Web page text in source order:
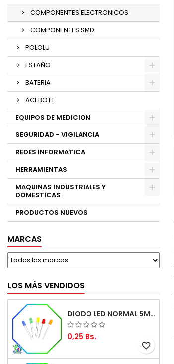
COMPONENTES ELECTRONICOS
COMPONENTES SMD
POLOLU
ESTAÑO
BATERIA
ACEBOTT
EQUIPOS DE MEDICION
SEGURIDAD - VIGILANCIA
REDES INFORMATICA
HERRAMIENTAS
MAQUINAS INDUSTRIALES Y
DOMESTICAS
PRODUCTOS NUEVOS
MARCAS
LOS MÁS VENDIDOS
DIODO LED NORMAL 5MM
0,25 Bs.
favorite_border